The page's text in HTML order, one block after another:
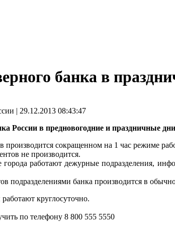
банка в
| 29.12.2013 08:43:47
России в предновогодние и праздничные
производится сокращенном на 1 час режиме
не производится.
работают дежурные подразделения,
подразделениями банка производится в
круглосуточно.
по телефону 8 800 555 5550